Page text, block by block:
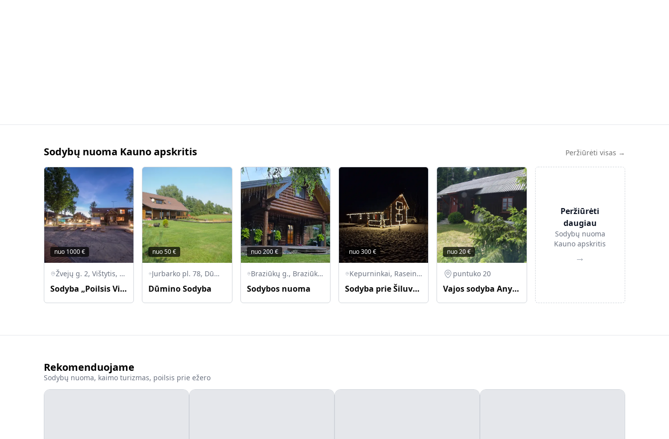
Sodybų nuoma Kauno apskritis Peržiūrėti visas →
nuo 1000€
Žvejų g. 2, Vištytis, LT-70037 Vilkaviškio r.
Sodyba „Poilsis Vištytyje“
nuo50€
Jurbarko pl. 78, Dūminas, Raudondvario sen., Kauno r. sav., LT-54110
Dūmino Sodyba
nuo200€
Braziūkų g., Braziūkai, Zapyškio sen., Kauno r. sav.
Sodybos nuoma
nuo300€
Kepurninkai, Raseinių rajono savivaldybė, Lietuva
Sodyba prie Šiluvos ramybės oazė
nuo20€
puntuko 20
Vajos sodyba Anyksciu silelyje
Peržiūrėti
daugiau
Sodybų nuoma
Kauno apskritis
→
Rekomenduojame
Sodybų nuoma, kaimo turizmas, poilsis prie ežero